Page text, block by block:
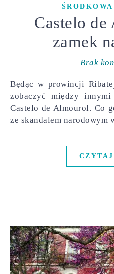
Castelo
zamek
Brak
Będąc w prowincji Ribatejo w okolicy Tagu, warto
zobaczyć między
Castelo de Almourol. Co
ze skandalem narodowym